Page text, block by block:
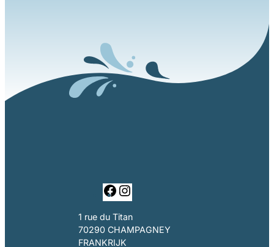
F
a
c
e
b
n
s
t
1 rue du Titan
70290 CHAMPAGNEY
FRANKRIJK